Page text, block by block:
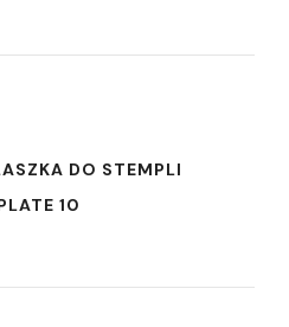
DO STEMPLI
10